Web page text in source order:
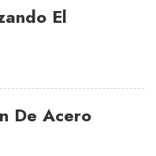
El
De Acero